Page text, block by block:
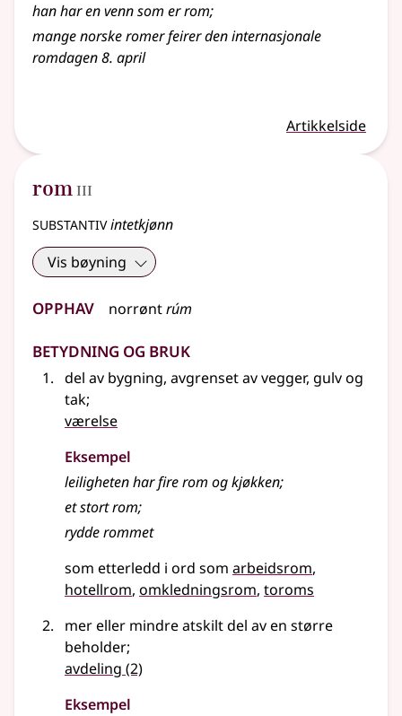
han har en venn som er rom;
mange norske romer feirer den internasjonale
romdagen 8. april
Artikkelside
rom 3
III
substantivintetkjønn
Vis bøyning
Opphav norrøntrúm
Betydning og bruk
del av bygning, avgrenset av vegger, gulv og
tak;
værelse
Eksempel
leiligheten har firerom og kjøkken;
et stort rom;
rydde rommet
som etterledd i ord som arbeidsrom
hotellrom omkledningsrom toroms
mer eller mindre atskilt del av en større
beholder;
avdeling (2)
Eksempel